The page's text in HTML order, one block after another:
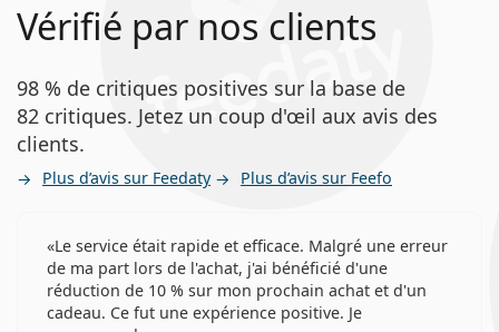
Vérifié par nos clients
98 % de critiques positives sur la base de
82 critiques. Jetez un coup d'œil aux avis des
clients.
Plus d’avis sur Feedaty Plus d’avis sur Feefo
Le service était rapide et efficace. Malgré une erreur
de ma part lors de l'achat, j'ai bénéficié d'une
réduction de 10 % sur mon prochain achat et d'un
cadeau. Ce fut une expérience positive. Je